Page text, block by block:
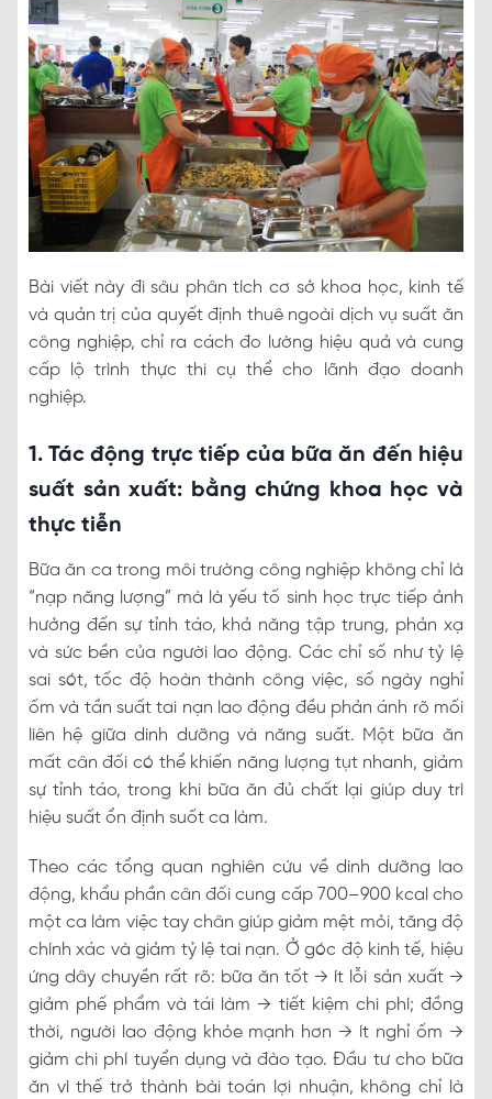
Bài viết này đi sâu phân tích cơ sở khoa học, kinh tế
và quản trị của quyết định thuê ngoài dịch vụ suất ăn
công nghiệp, chỉ ra cách đo lường hiệu quả và cung
cấp lộ trình thực thi cụ thể cho lãnh đạo doanh
nghiệp.
1. Tác động trực tiếp của bữa ăn đến hiệu
suất sản xuất: bằng chứng khoa học và
thực tiễn
Bữa ăn ca trong môi trường công nghiệp không chỉ là
“nạp năng lượng” mà là yếu tố sinh học trực tiếp ảnh
hưởng đến sự tỉnh táo, khả năng tập trung, phản xạ
và sức bền của người lao động. Các chỉ số như tỷ lệ
sai sót, tốc độ hoàn thành công việc, số ngày nghỉ
ốm và tần suất tai nạn lao động đều phản ánh rõ mối
liên hệ giữa dinh dưỡng và năng suất. Một bữa ăn
mất cân đối có thể khiến năng lượng tụt nhanh, giảm
sự tỉnh táo, trong khi bữa ăn đủ chất lại giúp duy trì
hiệu suất ổn định suốt ca làm.
Theo các tổng quan nghiên cứu về dinh dưỡng lao
động, khẩu phần cân đối cung cấp 700–900 kcal cho
một ca làm việc tay chân giúp giảm mệt mỏi, tăng độ
chính xác và giảm tỷ lệ tai nạn. Ở góc độ kinh tế, hiệu
ứng dây chuyền rất rõ: bữa ăn tốt → ít lỗi sản xuất →
giảm phế phẩm và tái làm → tiết kiệm chi phí; đồng
thời, người lao động khỏe mạnh hơn → ít nghỉ ốm →
giảm chi phí tuyển dụng và đào tạo. Đầu tư cho bữa
ăn vì thế trở thành bài toán lợi nhuận, không chỉ là